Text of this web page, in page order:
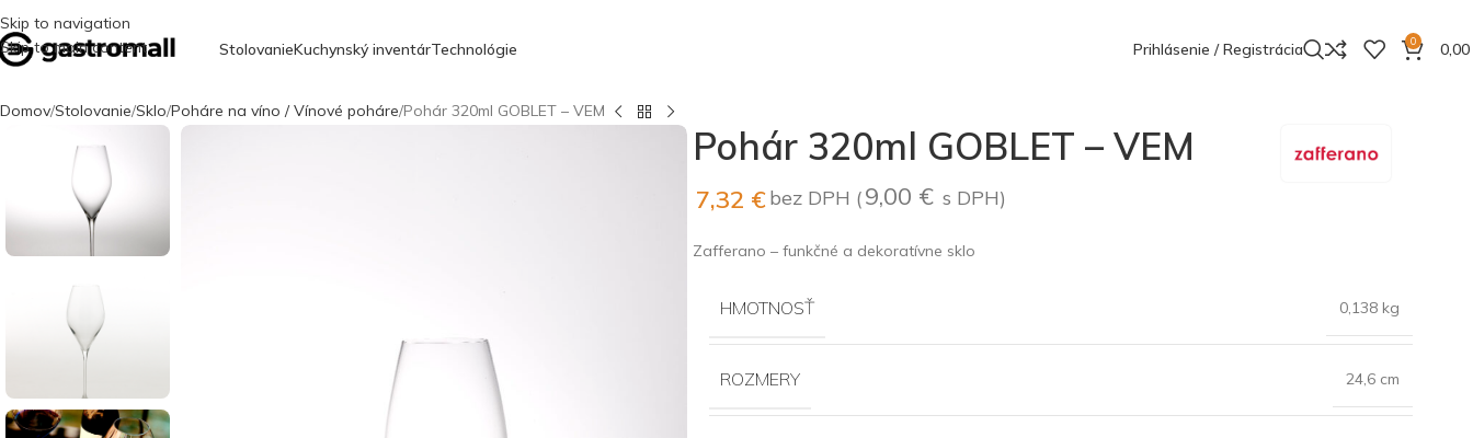
Skip to navigation
Skip to main content
StolovanieKuchynský inventárTechnológie Prihlásenie / Registrácia 0 0,00
Domov Stolovanie Sklo Poháre na víno / Vínové poháre Pohár 320ml GOBLET – VEM
Pohár 320ml GOBLET – VEM
7,32 €bez DPH (9,00 € s DPH)
Zafferano – funkčné a dekoratívne sklo
HMOTNOSŤ 0,138 kg
ROZMERY 24,6 cm